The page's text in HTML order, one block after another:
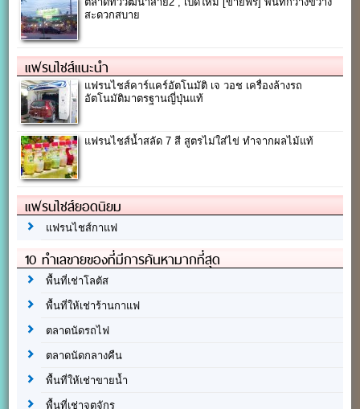
สะดวกสบาย
แฟรนไชส์แนะนำ
แฟรนไชส์คาร์แคร์อัตโนมัติ เจ วอช เครื่องล้างรถ
อัตโนมัติมาตรฐานญี่ปุ่นแท้
แฟรนไชส์น้ำสลัด 7 สี สูตรไม่ใส่ไข่ ทำจากผลไม้แท้
แฟรนไชส์ยอดนิยม
แฟรนไชส์กาแฟ
10 ทำเลขายของที่มีการค้นหามากที่สุด
พื้นที่เช่าโลตัส
พื้นที่ให้เช่าร้านกาแฟ
ตลาดนัดรถไฟ
ตลาดนัดกลางคืน
พื้นที่ให้เช่าขายน้ำ
พื้นที่เช่าจตุจักร